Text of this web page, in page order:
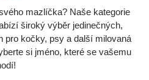
mazlíčka? Naše kategorie
široký výběr jedinečných,
pro kočky, psy a další milovaná
si jméno, které se vašemu